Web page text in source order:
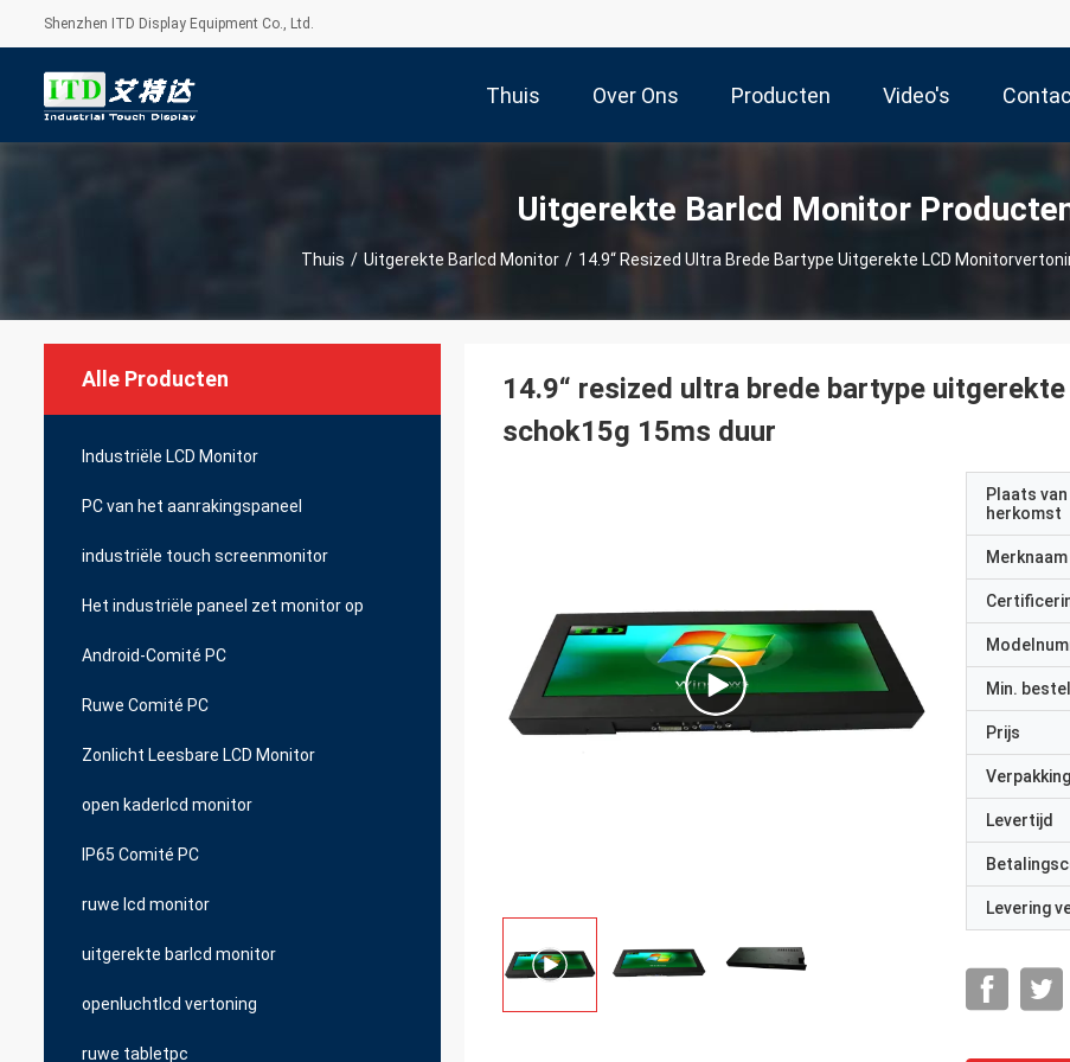
Shenzhen ITD Display Equipment Co., Ltd.
Thuis Over Ons Producten Video's
Uitgerekte Barlcd Monitor
Thuis / Uitgerekte Barlcd Monitor / 14.9“ Resized Ultra Brede Bartype Uitgerekte LCD
Alle Producten
Industriële LCD Monitor
PC van het aanrakingspaneel
industriële touch screenmonitor
Het industriële paneel zet monitor op
Android-Comité PC
Ruwe Comité PC
Zonlicht Leesbare LCD Monitor
open kaderlcd monitor
IP65 Comité PC
ruwe lcd monitor
uitgerekte barlcd monitor
openluchtlcd vertoning
ruwe tabletpc
14.9“ resized ultra brede bartype
schok15g 15ms duur
Plaats van
herkomst
Merknaam
Min.
Prijs
Levertijd
Levering